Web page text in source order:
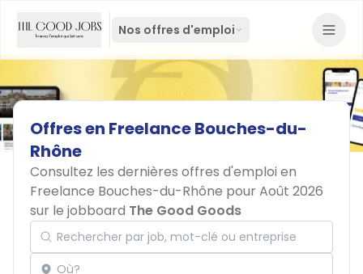
Nos offres d'emploi
Offresen FreelanceBouches-du-
Rhône
Consultez les dernières offres d'emploi en
Freelance Bouches-du-Rhône pour Août 2026
sur le jobboard The Good Goods
Rechercher par job, mot-clé ou entreprise
Localisation